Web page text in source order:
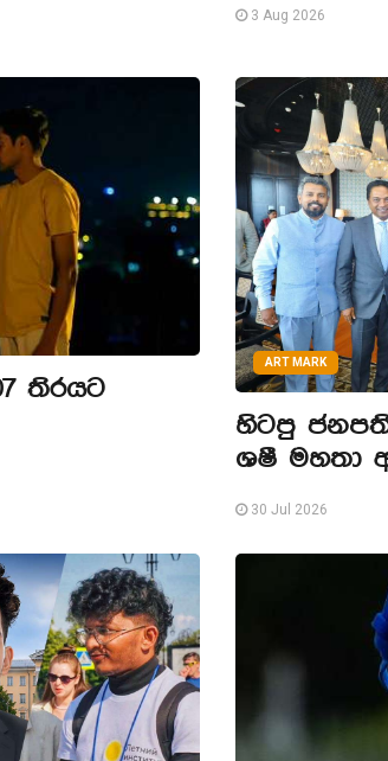
3 Aug 2026
තිරයට
ART MARK
හිටපු
ශෂී මහතා
30 Jul 2026